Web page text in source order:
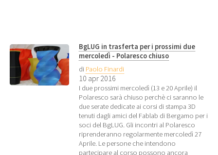
BgLUG in trasferta per i prossimi due
mercoledì - Polaresco chiuso
di Paolo Finardi
10 apr 2016
I due prossimi mercoledì (13 e 20 Aprile) il
Polaresco sarà chiuso perchè ci saranno le
due serate dedicate ai corsi di stampa 3D
tenuti dagli amici del Fablab di Bergamo per i
soci del BgLUG. Gli incontri al Polaresco
riprenderanno regolarmente mercoledì 27
Aprile. Le persone che intendono
partecipare al corso possono ancora